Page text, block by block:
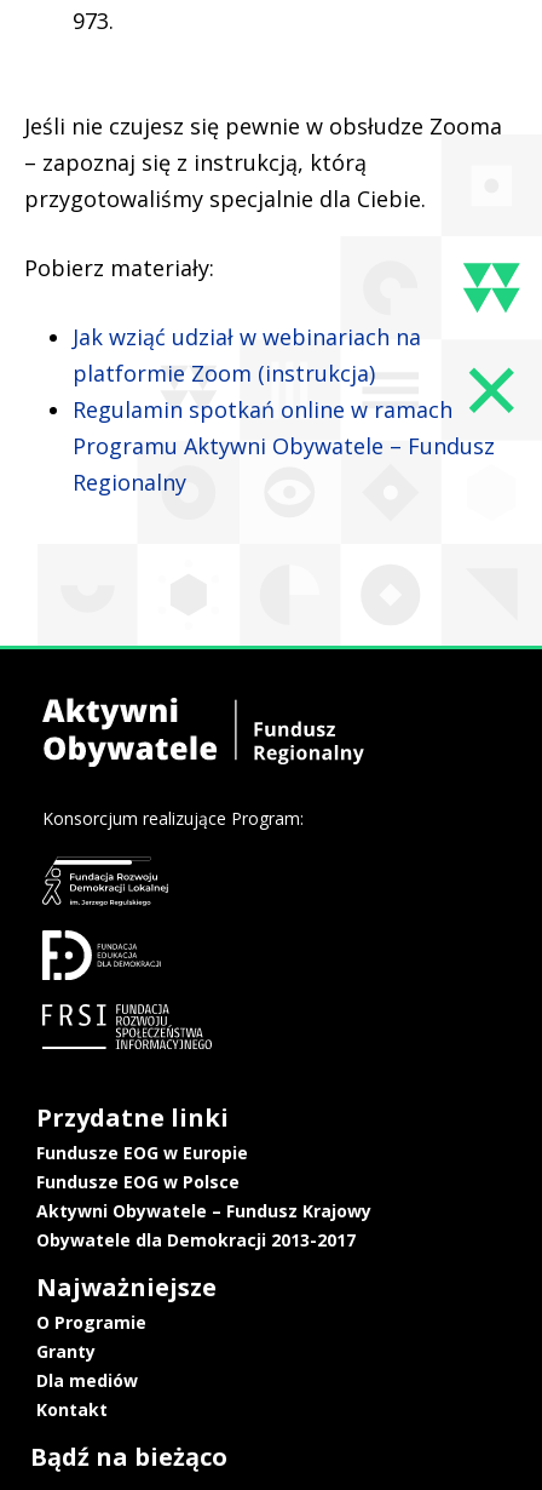
973.
Jeśli nie czujesz się pewnie w obsłudze Zooma
– zapoznaj się z instrukcją, którą
przygotowaliśmy specjalnie dla Ciebie.
Pobierz materiały:
Jak wziąć udział w webinariach na
platformie Zoom (instrukcja)
Regulamin spotkań online w ramach
Programu Aktywni Obywatele – Fundusz
Regionalny
Konsorcjum realizujące Program:
Przydatne linki
Fundusze EOG w Europie
Fundusze EOG w Polsce
Aktywni Obywatele – Fundusz Krajowy
Obywatele dla Demokracji 2013-2017
Najważniejsze
O Programie
Granty
Dla mediów
Kontakt
Bądź na bieżąco